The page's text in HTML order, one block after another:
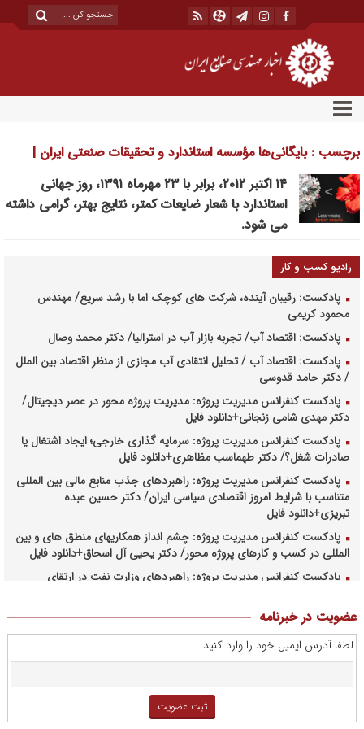
برچسب : بایگانی‌ها مؤسسه استاندارد و تحقیقات صنعتی ایران |
اخبار مهندسی صنایع ایران
۱۴ اکتبر ۲۰۱۲، برابر با ۲۳ مهرماه ۱۳۹۱، روز جهانی
استاندارد با شعار ضایعات کمتر، نتایج بهتر، گرامی داشته
می شود.
رادیو کسب و کار
پادکست: رقیبان آینده، شرکت های کوچک اما با رشد سریع/ مهندس
محمود کریمی
پادکست: اقتصاد آب/ تجربه بازار آب در استرالیا/ دکتر محمد وصال
پادکست: اقتصاد آب / تحلیل انتقادی آب مجازی از منظر اقتصاد بین الملل
/ دکتر حامد قدوسی
پادکست کنفرانس مدیریت پروژه: مدیریت پروژه محور در عصر دیجیتال/
دکتر مهدی شامی زنجانی+دانلود فایل
پادکست کنفرانس مدیریت پروژه: سرمایه گذاری خارجی؛ ایجاد اشتغال یا
صادرات شغل؟/ دکتر طهماسب مظاهری+دانلود فایل
پادکست کنفرانس مدیریت پروژه: راهبردهای جذب منابع مالی بین المللی
متناسب با شرایط امروز اقتصادی سیاسی ایران/ دکتر حسین عبده
تبریزی+دانلود فایل
پادکست کنفرانس مدیریت پروژه: چشم انداز همکاریهای منطق های و بین
المللی در کسب و کارهای پروژه محور/ دکتر یحیی آل اسحاق+دانلود فایل
پادکست کنفرانس مدیریت پروژه: راهبردهای وزارت نفت در ارتقای
فایل
پادکست کنفرانس مدیریت پروژه: حکمرانی در کسب و کارهای پروژه
محور/ دکتر محمد صبحیه+دانلود فایل
عضویت در خبرنامه
لطفا آدرس ایمیل خود را وارد کنید: